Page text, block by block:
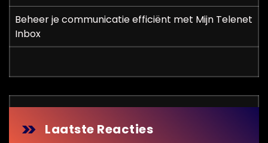
Beheer je communicatie efficiënt met Mijn Telenet
Inbox
Laatste Reacties